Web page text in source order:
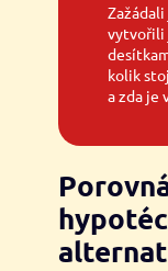
vytvořili
kolik
a zda je